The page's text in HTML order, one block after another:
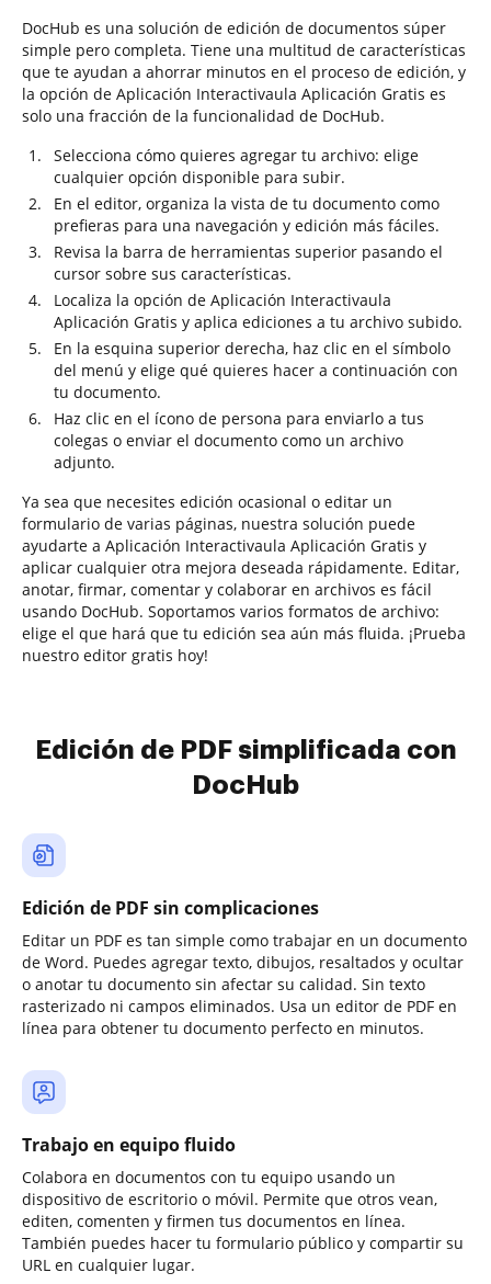
DocHub es una solución de edición de documentos súper
simple pero completa. Tiene una multitud de características
que te ayudan a ahorrar minutos en el proceso de edición, y
la opción de Aplicación Interactivaula Aplicación Gratis es
solo una fracción de la funcionalidad de DocHub.
Selecciona cómo quieres agregar tu archivo: elige
cualquier opción disponible para subir.
En el editor, organiza la vista de tu documento como
prefieras para una navegación y edición más fáciles.
Revisa la barra de herramientas superior pasando el
cursor sobre sus características.
Localiza la opción de Aplicación Interactivaula
Aplicación Gratis y aplica ediciones a tu archivo subido.
En la esquina superior derecha, haz clic en el símbolo
del menú y elige qué quieres hacer a continuación con
tu documento.
Haz clic en el ícono de persona para enviarlo a tus
colegas o enviar el documento como un archivo
adjunto.
Ya sea que necesites edición ocasional o editar un
formulario de varias páginas, nuestra solución puede
ayudarte a Aplicación Interactivaula Aplicación Gratis y
aplicar cualquier otra mejora deseada rápidamente. Editar,
anotar, firmar, comentar y colaborar en archivos es fácil
usando DocHub. Soportamos varios formatos de archivo:
elige el que hará que tu edición sea aún más fluida. ¡Prueba
nuestro editor gratis hoy!
Edición de PDF simplificada con
DocHub
Edición de PDF sin complicaciones
Editar un PDF es tan simple como trabajar en un documento
de Word. Puedes agregar texto, dibujos, resaltados y ocultar
o anotar tu documento sin afectar su calidad. Sin texto
rasterizado ni campos eliminados. Usa un editor de PDF en
línea para obtener tu documento perfecto en minutos.
Trabajo en equipo fluido
Colabora en documentos con tu equipo usando un
dispositivo de escritorio o móvil. Permite que otros vean,
editen, comenten y firmen tus documentos en línea.
También puedes hacer tu formulario público y compartir su
URL en cualquier lugar.